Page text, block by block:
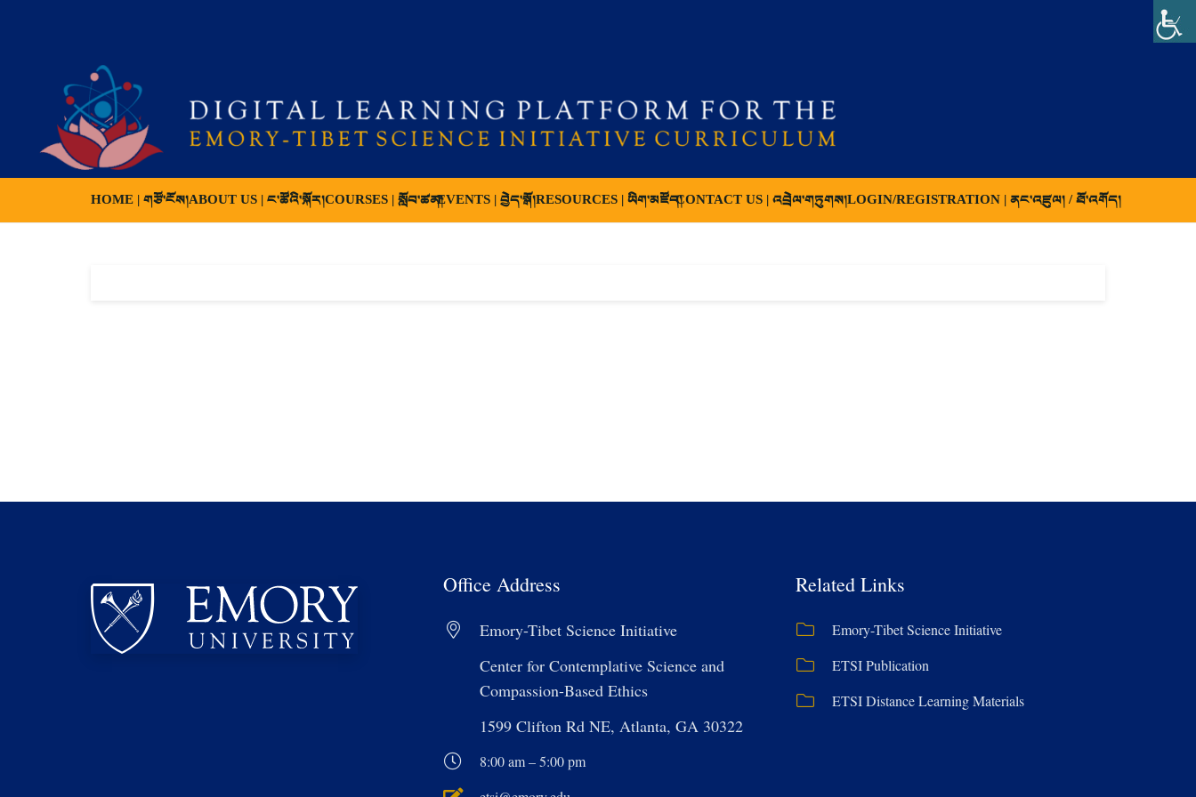
HOME | གཙོ་ངོས།ABOUT US | ང་ཚོའི་སྐོར།COURSES | སློབ་ཚན།EVENTS | བྱེད་སྒོ།RESOURCES | ཡིག་མཛོད།CONTACT US | འབྲེལ་གཏུགས།LOGIN/REGISTRATION | ནང་འཛུལ། / ཐོ་འགོད།
Office Address
Emory-Tibet Science Initiative
Center for Contemplative Science and
Compassion-Based Ethics
1599 Clifton Rd NE, Atlanta, GA 30322
8:00 am – 5:00 pm
Related Links
Emory-Tibet Science Initiative
ETSI Publication
ETSI Distance Learning Materials